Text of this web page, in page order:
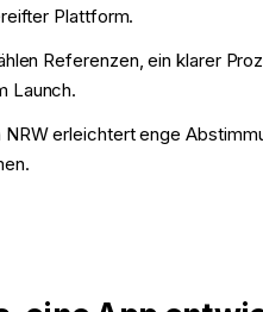
Plattform.
Referenzen, ein klarer
Launch.
NRW erleichtert enge